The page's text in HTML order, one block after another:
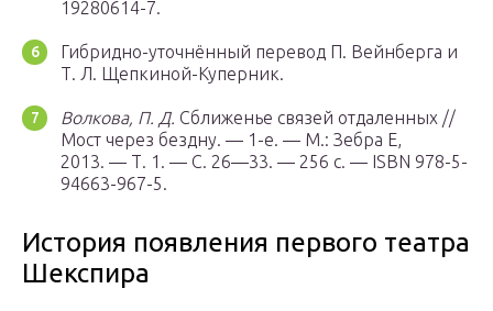
19280614-7.
Гибридно-уточнённый перевод П. Вейнберга и
Т. Л. Щепкиной-Куперник.
Волкова, П. Д. Сближенье связей отдаленных //
Мост через бездну. — 1-е. — М.: Зебра Е,
2013. — Т. 1. — С. 26—33. — 256 с. — ISBN 978-5-
94663-967-5.
История появления первого театра
Шекспира